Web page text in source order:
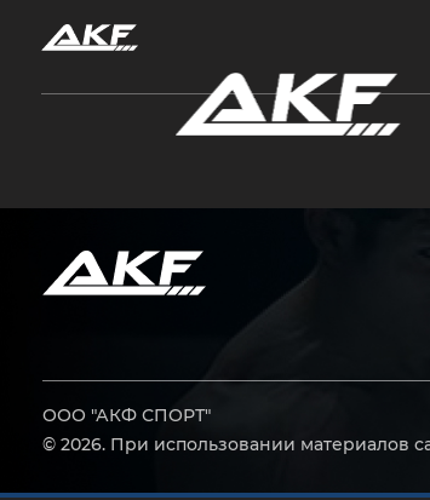
ООО "АКФ СПОРТ"
© 2026. При использовании материалов
Нажмите Enter для поиска или